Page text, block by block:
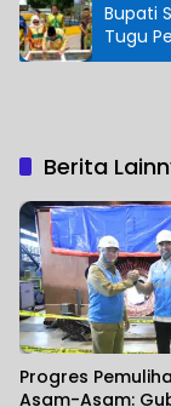
Bupati
Tugu
Berita
Progres
Asam-Asam: